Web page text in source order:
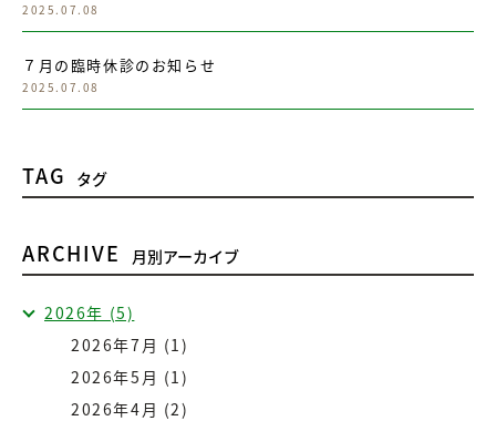
2025.07.08
７月の臨時休診のお知らせ
2025.07.08
TAG タグ
ARCHIVE 月別アーカイブ
2026年 (5)
2026年7月 (1)
2026年5月 (1)
2026年4月 (2)